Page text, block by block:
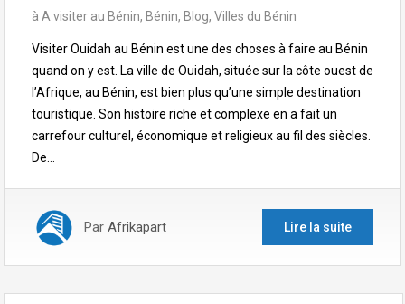
à A visiter au Bénin, Bénin, Blog, Villes du Bénin
Visiter Ouidah au Bénin est une des choses à faire au Bénin
quand on y est. La ville de Ouidah, située sur la côte ouest de
l’Afrique, au Bénin, est bien plus qu’une simple destination
touristique. Son histoire riche et complexe en a fait un
carrefour culturel, économique et religieux au fil des siècles.
De…
Par Afrikapart Lire la suite